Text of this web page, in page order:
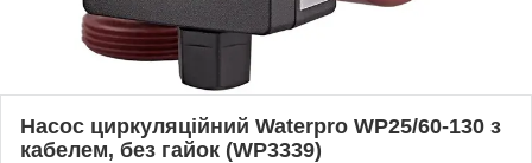
Насос циркуляційний Waterpro WP25/60-130 з
кабелем, без гайок (WP3339)